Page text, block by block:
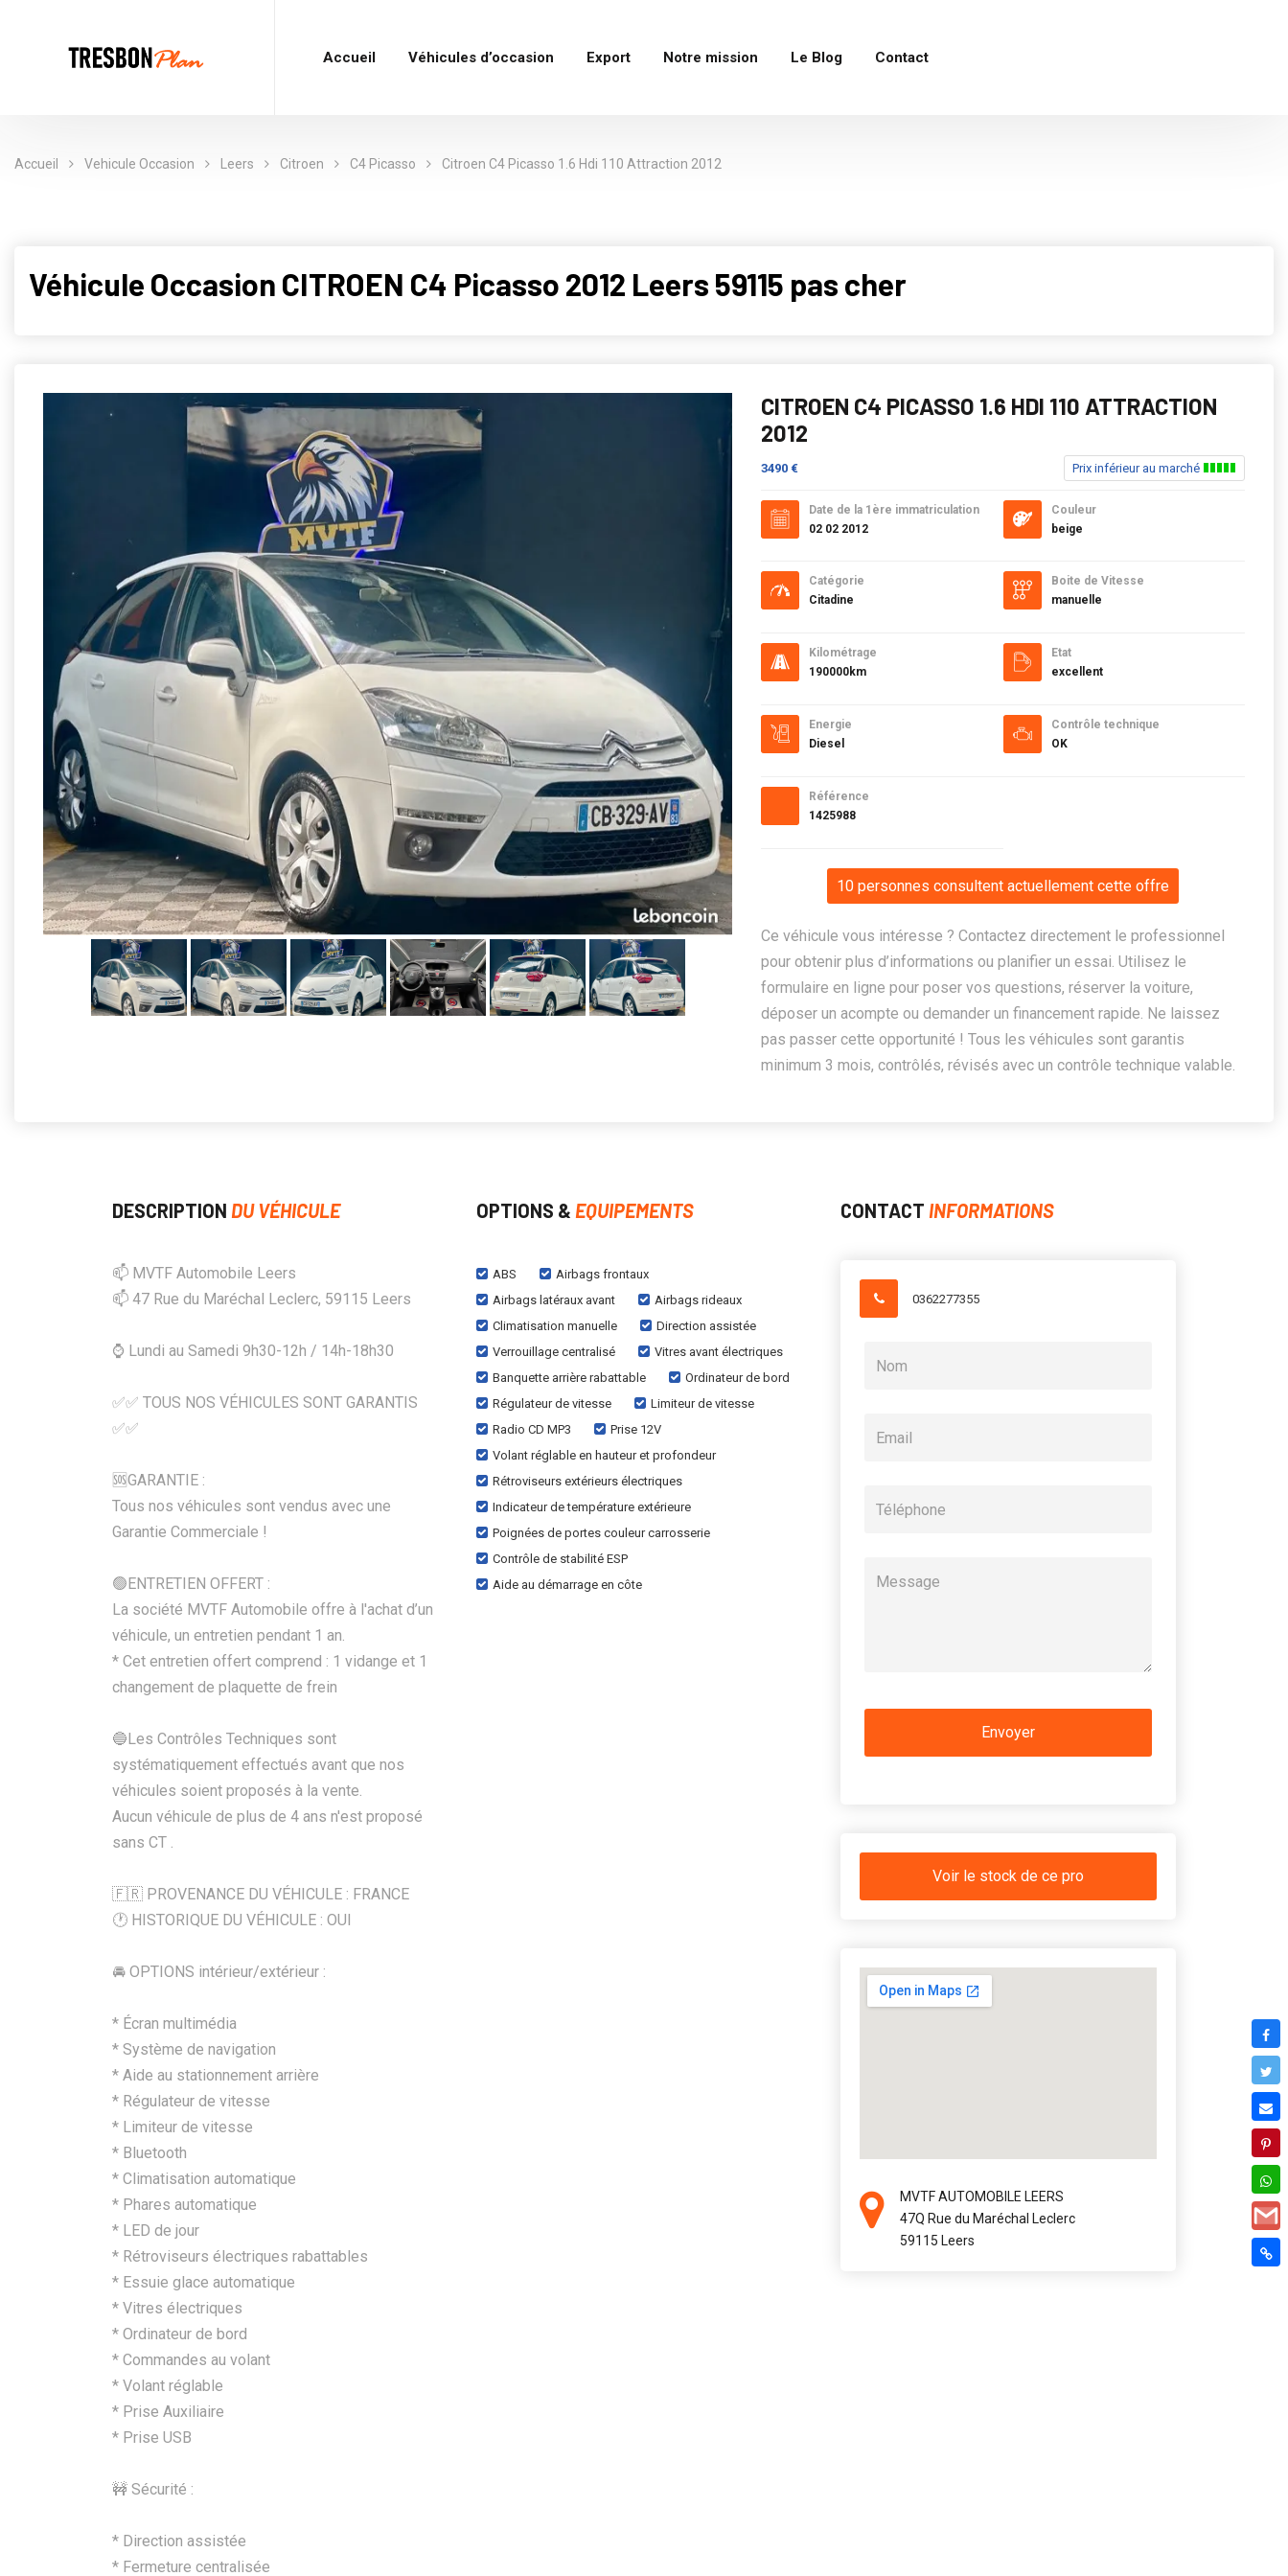
Accueil Véhicules d’occasion Export Notre mission Le Blog Contact
Accueil Vehicule Occasion Leers Citroen C4 Picasso Citroen C4 Picasso 1.6 Hdi 110 Attraction 2012
Véhicule Occasion CITROEN C4 Picasso 2012 Leers 59115 pas cher
CITROEN C4 PICASSO 1.6 HDI 110 ATTRACTION
2012
3490 € Prix inférieur au marché
Date de la 1ère immatriculation
02 02 2012
Catégorie
Citadine
Kilométrage
190000km
Energie
Diesel
Référence
1425988
Couleur
beige
Boite de Vitesse
manuelle
Etat
excellent
Contrôle technique
OK
10 personnes consultent actuellement cette offre
Ce véhicule vous intéresse ? Contactez directement le professionnel
pour obtenir plus d’informations ou planifier un essai. Utilisez le
formulaire en ligne pour poser vos questions, réserver la voiture,
déposer un acompte ou demander un financement rapide. Ne laissez
pas passer cette opportunité ! Tous les véhicules sont garantis
minimum 3 mois, contrôlés, révisés avec un contrôle technique valable.
DESCRIPTION DU VÉHICULE
📫 MVTF Automobile Leers
📫 47 Rue du Maréchal Leclerc, 59115 Leers
⌚ Lundi au Samedi 9h30-12h / 14h-18h30
✅✅ TOUS NOS VÉHICULES SONT GARANTIS
✅✅
🆘️GARANTIE :
Tous nos véhicules sont vendus avec une
Garantie Commerciale !
🟢ENTRETIEN OFFERT :
La société MVTF Automobile offre à l'achat d’un
véhicule, un entretien pendant 1 an.
* Cet entretien offert comprend : 1 vidange et 1
changement de plaquette de frein
🔵Les Contrôles Techniques sont
systématiquement effectués avant que nos
véhicules soient proposés à la vente.
Aucun véhicule de plus de 4 ans n'est proposé
sans CT .
🇫🇷 PROVENANCE DU VÉHICULE : FRANCE
🕐 HISTORIQUE DU VÉHICULE : OUI
🚘 OPTIONS intérieur/extérieur :
* Écran multimédia
* Système de navigation
* Aide au stationnement arrière
* Régulateur de vitesse
* Limiteur de vitesse
* Bluetooth
* Climatisation automatique
* Phares automatique
* LED de jour
* Rétroviseurs électriques rabattables
* Essuie glace automatique
* Vitres électriques
* Ordinateur de bord
* Commandes au volant
* Volant réglable
* Prise Auxiliaire
* Prise USB
🚧 Sécurité :
* Direction assistée
* Fermeture centralisée
OPTIONS & EQUIPEMENTS
ABS
Airbags frontaux
Airbags latéraux avant
Airbags rideaux
Climatisation manuelle
Direction assistée
Verrouillage centralisé
Vitres avant électriques
Banquette arrière rabattable
Ordinateur de bord
Régulateur de vitesse
Limiteur de vitesse
Radio CD MP3
Prise 12V
Volant réglable en hauteur et profondeur
Rétroviseurs extérieurs électriques
Indicateur de température extérieure
Poignées de portes couleur carrosserie
Contrôle de stabilité ESP
Aide au démarrage en côte
CONTACT INFORMATIONS
0362277355
Voir le stock de ce pro
MVTF AUTOMOBILE LEERS
47Q Rue du Maréchal Leclerc
59115 Leers